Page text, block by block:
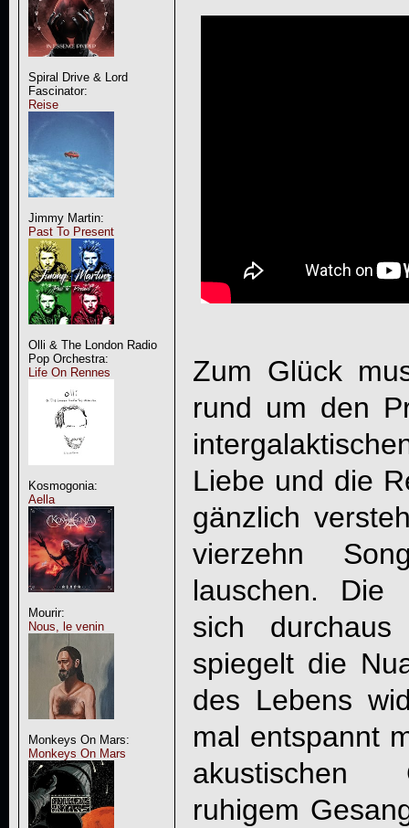
Spiral Drive & Lord
Fascinator:
Reise
Jimmy Martin:
Past To Present
Olli & The London Radio
Pop Orchestra:
Life On Rennes
Kosmogonia:
Aella
Mourir:
Nous, le venin
Monkeys On Mars:
Monkeys On Mars
Zum Glück
rund um den
Liebe und die
gänzlich
vierzehn
lauschen. Die
sich
spiegelt die
des Lebens
mal entspannt
akustischen
ruhigem